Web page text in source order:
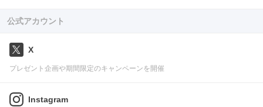
公式アカウント
X
プレゼント企画や期間限定のキャンペーンを開催
Instagram